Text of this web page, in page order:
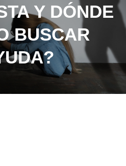
Y DÓNDE
BUSCAR